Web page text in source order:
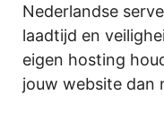
Nederlandse
laadtijd en
eigen hosting
jouw website dan